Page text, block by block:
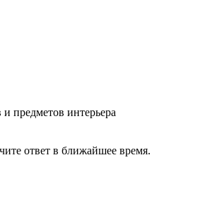
предметов интерьера
ответ в ближайшее время.